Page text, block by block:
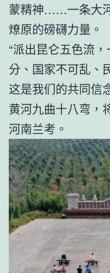
蒙精神……一条大
燎原的磅礴力量。
“派出昆仑五色流
分、国家不可乱、
这是我们的共同信
黄河九曲十八弯，
河南兰考。